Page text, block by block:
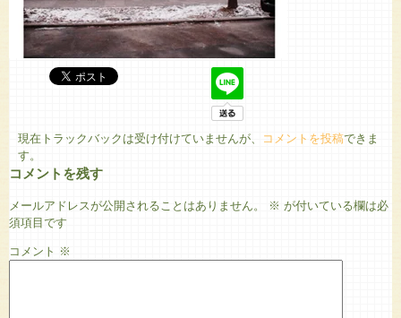
現在トラックバックは受け付けていませんが、 コメントを投稿できま
す。
コメントを残す
メールアドレスが公開されることはありません。 ※ が付いている欄は必
須項目です
コメント ※